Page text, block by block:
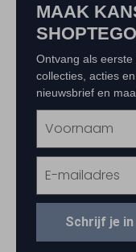
MAAK
Ontvang als
collecties, acties
nieuwsbrief en
Schrijf je in